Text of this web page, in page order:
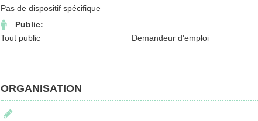
Pas de dispositif spécifique
Public:
Tout public
Demandeur d'emploi
ORGANISATION